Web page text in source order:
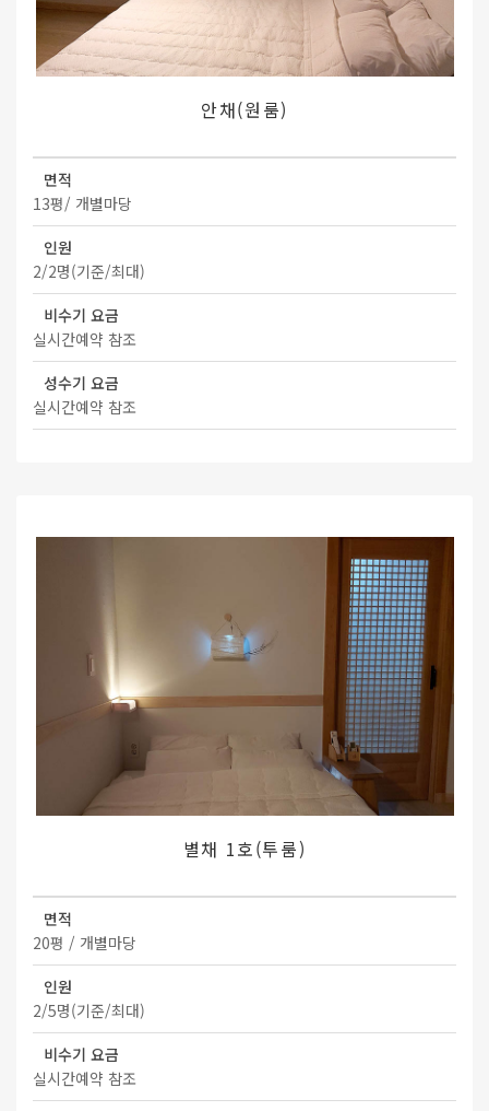
안채(원룸)
면적
13평/ 개별마당
인원
2/2명(기준/최대)
비수기 요금
실시간예약 참조
성수기 요금
실시간예약 참조
별채 1호(투룸)
면적
20평 / 개별마당
인원
2/5명(기준/최대)
비수기 요금
실시간예약 참조